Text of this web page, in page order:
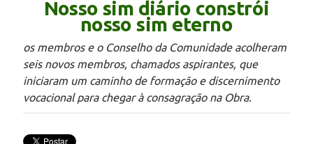
Nosso sim diário constrói
nosso sim eterno
os membros e o Conselho da Comunidade acolheram
seis novos membros, chamados aspirantes, que
iniciaram um caminho de formação e discernimento
vocacional para chegar à consagração na Obra.